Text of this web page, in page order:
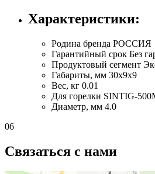
Характеристики:
Родина бренда РОССИЯ
Гарантийный срок Без
Продуктовый сегмент
Габариты, мм 30x9x9
Вес, кг 0.01
Для горелки SINTIG-
Диаметр, мм 4.0
06
Связаться с нами